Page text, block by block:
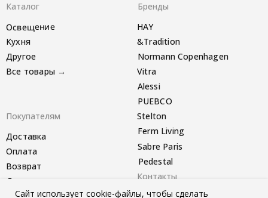
Все товары →
Другое
Кухня
Vitra
PUEBCO
Stelton
Другое
Возврат
Оплата
Доставка
Sabre Paris
Ferm Living
HAY
&Tradition
Normann Copenhagen
Alessi
Pedestal
Освещение
Telegram-канал
Контакты
Покупателям
Бренды
Каталог
Сайт использует cookie-файлы, чтобы сделать